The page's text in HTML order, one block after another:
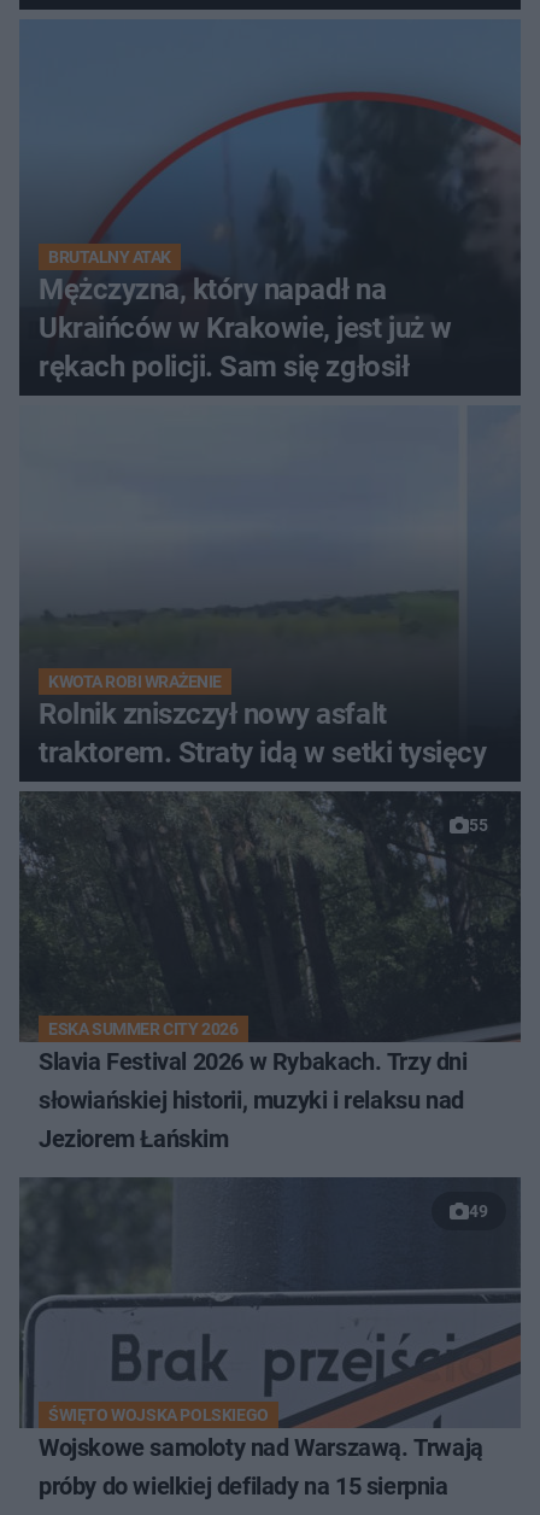
BRUTALNY ATAK
Mężczyzna, który napadł na
Ukraińców w Krakowie, jest już w
rękach policji. Sam się zgłosił
KWOTA ROBI WRAŻENIE
Rolnik zniszczył nowy asfalt
traktorem. Straty idą w setki tysięcy
55
ESKA SUMMER CITY 2026
Slavia Festival 2026 w Rybakach. Trzy dni
słowiańskiej historii, muzyki i relaksu nad
Jeziorem Łańskim
49
ŚWIĘTO WOJSKA POLSKIEGO
Wojskowe samoloty nad Warszawą. Trwają
próby do wielkiej defilady na 15 sierpnia